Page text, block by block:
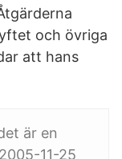
och övriga
att hans
är en
11-25